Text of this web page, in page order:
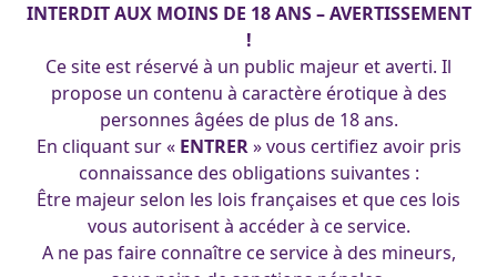
INTERDIT AUX MOINS DE 18 ANS – AVERTISSEMENT
!
Ce site est réservé à un public majeur et averti. Il
propose un contenu à caractère érotique à des
personnes âgées de plus de 18 ans.
En cliquant sur « ENTRER» vous certifiez avoir pris
connaissance des obligations suivantes :
Être majeur selon les lois françaises et que ces lois
vous autorisent à accéder à ce service.
A ne pas faire connaître ce service à des mineurs,
Soubrette-sur-Coktail commune de Torchey-en-Auge
Pinup murale soubrette acrylique